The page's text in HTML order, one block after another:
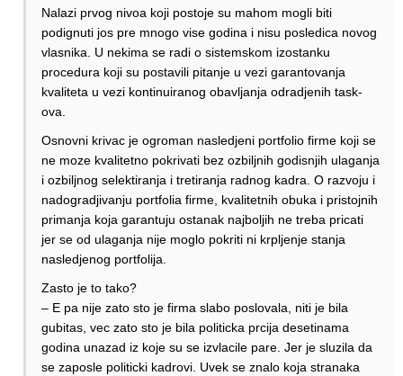
Nalazi prvog nivoa koji postoje su mahom mogli biti
podignuti jos pre mnogo vise godina i nisu posledica novog
vlasnika. U nekima se radi o sistemskom izostanku
procedura koji su postavili pitanje u vezi garantovanja
kvaliteta u vezi kontinuiranog obavljanja odradjenih task-
ova.
Osnovni krivac je ogroman nasledjeni portfolio firme koji se
ne moze kvalitetno pokrivati bez ozbiljnih godisnjih ulaganja
i ozbiljnog selektiranja i tretiranja radnog kadra. O razvoju i
nadogradjivanju portfolia firme, kvalitetnih obuka i pristojnih
primanja koja garantuju ostanak najboljih ne treba pricati
jer se od ulaganja nije moglo pokriti ni krpljenje stanja
nasledjenog portfolija.
Zasto je to tako?
– E pa nije zato sto je firma slabo poslovala, niti je bila
gubitas, vec zato sto je bila politicka prcija desetinama
godina unazad iz koje su se izvlacile pare. Jer je sluzila da
se zaposle politicki kadrovi. Uvek se znalo koja stranaka